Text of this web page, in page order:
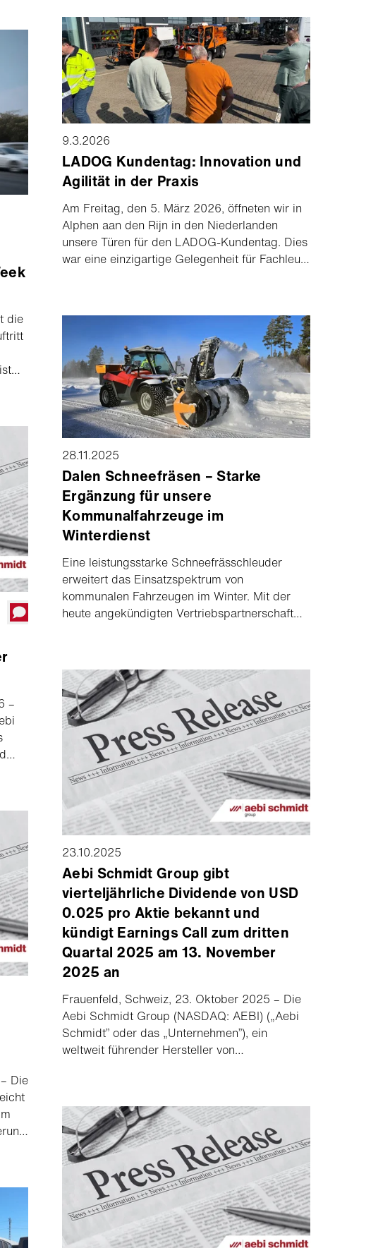
die
–
Die
Milliarden. CEO Barend Fruithof sagt: «Die
Gruppe ist gut positioniert, um 2026 Umsatz
und Profitabilität weiter zu steigern.»
9.3.2026
LADOG Kundentag: Innovation und
Agilität in der Praxis
Am Freitag, den 5. März 2026, öffneten wir in
Alphen aan den Rijn in den Niederlanden
unsere Türen für den LADOG-Kundentag. Dies
war eine einzigartige Gelegenheit für Fachleute
Mehrzwecktransportern kennenzulernen. Der
Tag konzentrierte sich auf drei Hauptthemen:
innovative Technologie, Betriebseffizienz und
nachhaltige Einsatzfähigkeit.
28.11.2025
Dalen Schneefräsen – Starke
Ergänzung für unsere
Kommunalfahrzeuge im
Winterdienst
Eine leistungsstarke Schneefrässchleuder
erweitert das Einsatzspektrum von
kommunalen Fahrzeugen im Winter. Mit der
heute angekündigten Vertriebspartnerschaft
Schneefräsen zu attraktiven Konditionen
anbieten.
23.10.2025
Aebi Schmidt Group gibt
vierteljährliche Dividende von USD
0.025 pro Aktie bekannt und
kündigt Earnings Call zum dritten
Quartal 2025 am 13. November
2025 an
Frauenfeld, Schweiz, 23. Oktober 2025 – Die
Aebi Schmidt Group (NASDAQ: AEBI) („Aebi
Schmidt” oder das „Unternehmen”), ein
weltweit führender Hersteller von
Ergebnissen des dritten Quartals 2025 am 13.
November 2025 online zum Earnings Call
einlädt.